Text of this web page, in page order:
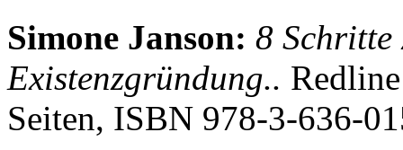
Simone Janson: 8
Existenzgründung..
Seiten, ISBN 978-3-636-